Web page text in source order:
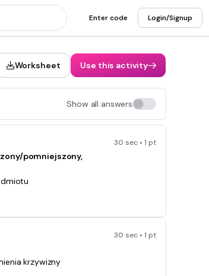
Enter code Login/Signup
Worksheet Use this activity
Show all answers
30 sec • 1 pt
pomniejszony,
30 sec • 1 pt
krzywizny